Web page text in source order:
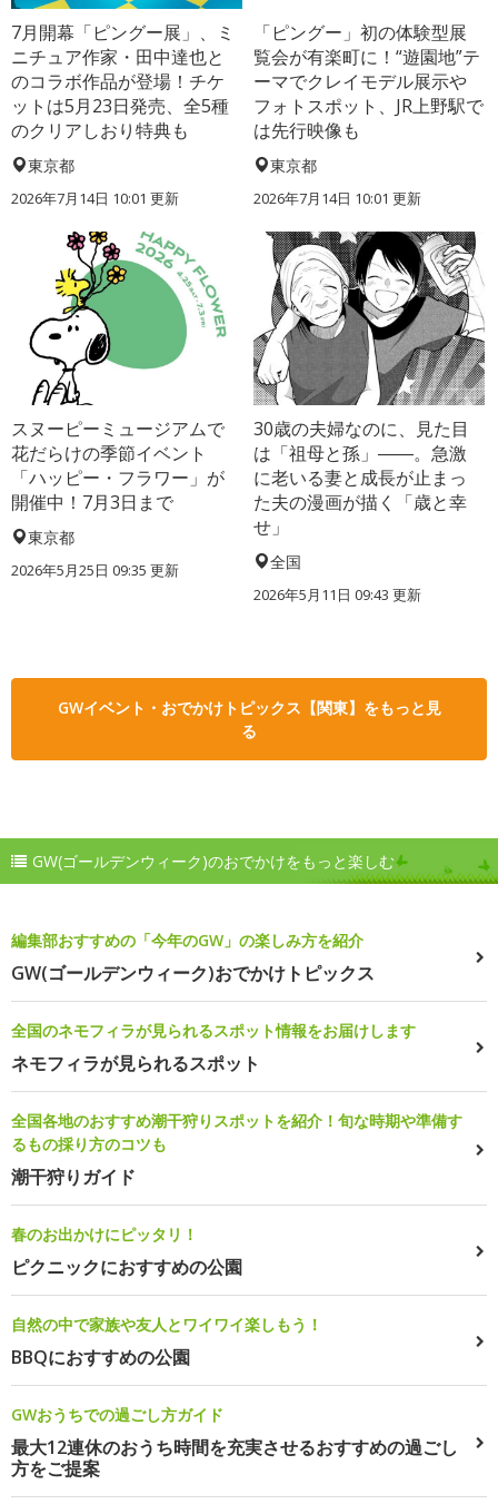
7月開幕「ピングー展」、ミ
ニチュア作家・田中達也と
のコラボ作品が登場！チケ
ットは5月23日発売、全5種
のクリアしおり特典も
東京都
2026年7月14日 10:01 更新
「ピングー」初の体験型展
覧会が有楽町に！“遊園地”テ
ーマでクレイモデル展示や
フォトスポット、JR上野駅で
は先行映像も
東京都
2026年7月14日 10:01 更新
スヌーピーミュージアムで
花だらけの季節イベント
「ハッピー・フラワー」が
開催中！7月3日まで
東京都
2026年5月25日 09:35 更新
30歳の夫婦なのに、見た目
は「祖母と孫」――。急激
に老いる妻と成長が止まっ
た夫の漫画が描く「歳と幸
せ」
全国
2026年5月11日 09:43 更新
GWイベント・おでかけトピックス【関東】をもっと見
る
GW(ゴールデンウィーク)のおでかけをもっと楽しむ
編集部おすすめの「今年のGW」の楽しみ方を紹介
GW(ゴールデンウィーク)おでかけトピックス
全国のネモフィラが見られるスポット情報をお届けします
ネモフィラが見られるスポット
全国各地のおすすめ潮干狩りスポットを紹介！旬な時期や準備す
るもの採り方のコツも
潮干狩りガイド
春のお出かけにピッタリ！
ピクニックにおすすめの公園
自然の中で家族や友人とワイワイ楽しもう！
BBQにおすすめの公園
GWおうちでの過ごし方ガイド
最大12連休のおうち時間を充実させるおすすめの過ごし
方をご提案